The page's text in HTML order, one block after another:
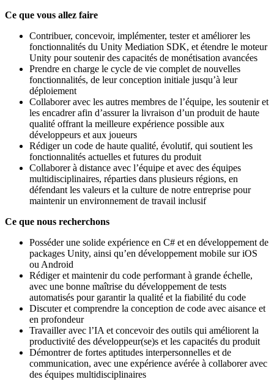
Ce que vous allez faire
Contribuer, concevoir, implémenter, tester et améliorer les
fonctionnalités du Unity Mediation SDK, et étendre le moteur
Unity pour soutenir des capacités de monétisation avancées
Prendre en charge le cycle de vie complet de nouvelles
fonctionnalités, de leur conception initiale jusqu’à leur
déploiement
Collaborer avec les autres membres de l’équipe, les soutenir et
les encadrer afin d’assurer la livraison d’un produit de haute
qualité offrant la meilleure expérience possible aux
développeurs et aux joueurs
Rédiger un code de haute qualité, évolutif, qui soutient les
fonctionnalités actuelles et futures du produit
Collaborer à distance avec l’équipe et avec des équipes
multidisciplinaires, réparties dans plusieurs régions, en
défendant les valeurs et la culture de notre entreprise pour
maintenir un environnement de travail inclusif
Ce que nous recherchons
Posséder une solide expérience en C# et en développement de
packages Unity, ainsi qu’en développement mobile sur iOS
ou Android
Rédiger et maintenir du code performant à grande échelle,
avec une bonne maîtrise du développement de tests
automatisés pour garantir la qualité et la fiabilité du code
Discuter et comprendre la conception de code avec aisance et
en profondeur
Travailler avec l’IA et concevoir des outils qui améliorent la
productivité des développeur(se)s et les capacités du produit
Démontrer de fortes aptitudes interpersonnelles et de
communication, avec une expérience avérée à collaborer avec
des équipes multidisciplinaires